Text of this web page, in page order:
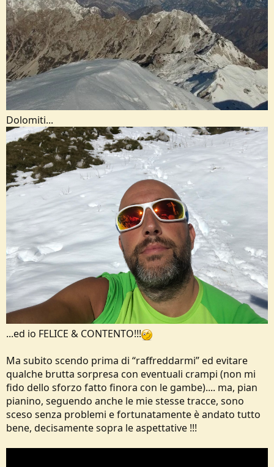
Dolomiti...
...ed io FELICE & CONTENTO!!!
Ma subito scendo prima di “raffreddarmi” ed evitare
qualche brutta sorpresa con eventuali crampi (non mi
fido dello sforzo fatto finora con le gambe).... ma, pian
pianino, seguendo anche le mie stesse tracce, sono
sceso senza problemi e fortunatamente è andato tutto
bene, decisamente sopra le aspettative !!!